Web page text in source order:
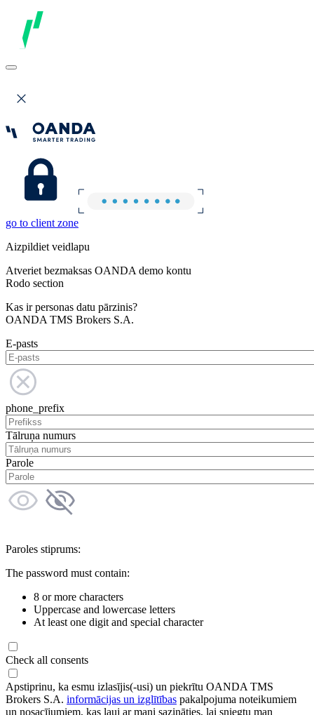
go to client zone
Aizpildiet veidlapu
Atveriet bezmaksas OANDA demo kontu
Rodo section
Kas ir personas datu pārzinis?
OANDA TMS Brokers S.A.
E-pasts
phone_prefix
Tālruņa numurs
Parole
Paroles stiprums:
The password must contain:
8 or more characters
Uppercase and lowercase letters
At least one digit and special character
Check all consents
Apstiprinu, ka esmu izlasījis(-usi) un piekrītu OANDA TMS
Brokers S.A. informācijas un izglītības pakalpojuma noteikumiem
un nosacījumiem, kas ļauj ar mani sazināties, lai sniegtu man